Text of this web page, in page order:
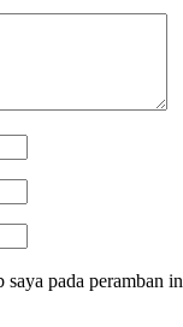
saya pada peramban